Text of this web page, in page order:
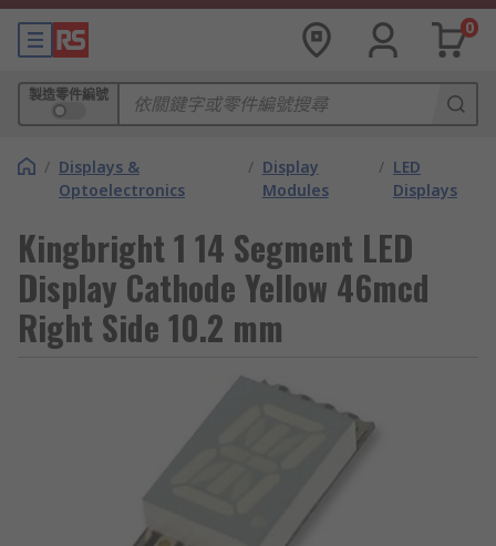
0
製造零件編號
/ Displays &
Optoelectronics
/ Display
Modules
/ LED
Displays
Kingbright 1 14 Segment LED
Display Cathode Yellow 46mcd
Right Side 10.2 mm